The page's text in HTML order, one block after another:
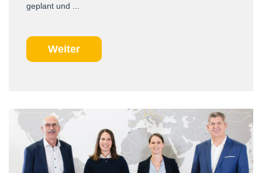
geplant und ...
Weiter